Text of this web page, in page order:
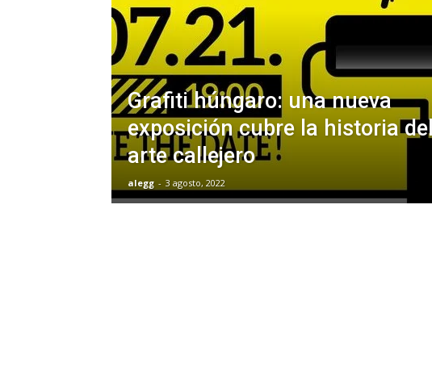
Grafiti húngaro: una nueva
exposición cubre la historia
arte callejero
alegg - 3 agosto, 2022